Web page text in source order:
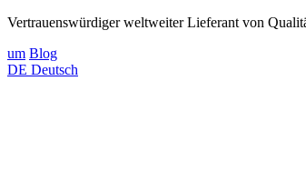
Vertrauenswürdiger weltweiter Lieferant von
um Blog
DE Deutsch